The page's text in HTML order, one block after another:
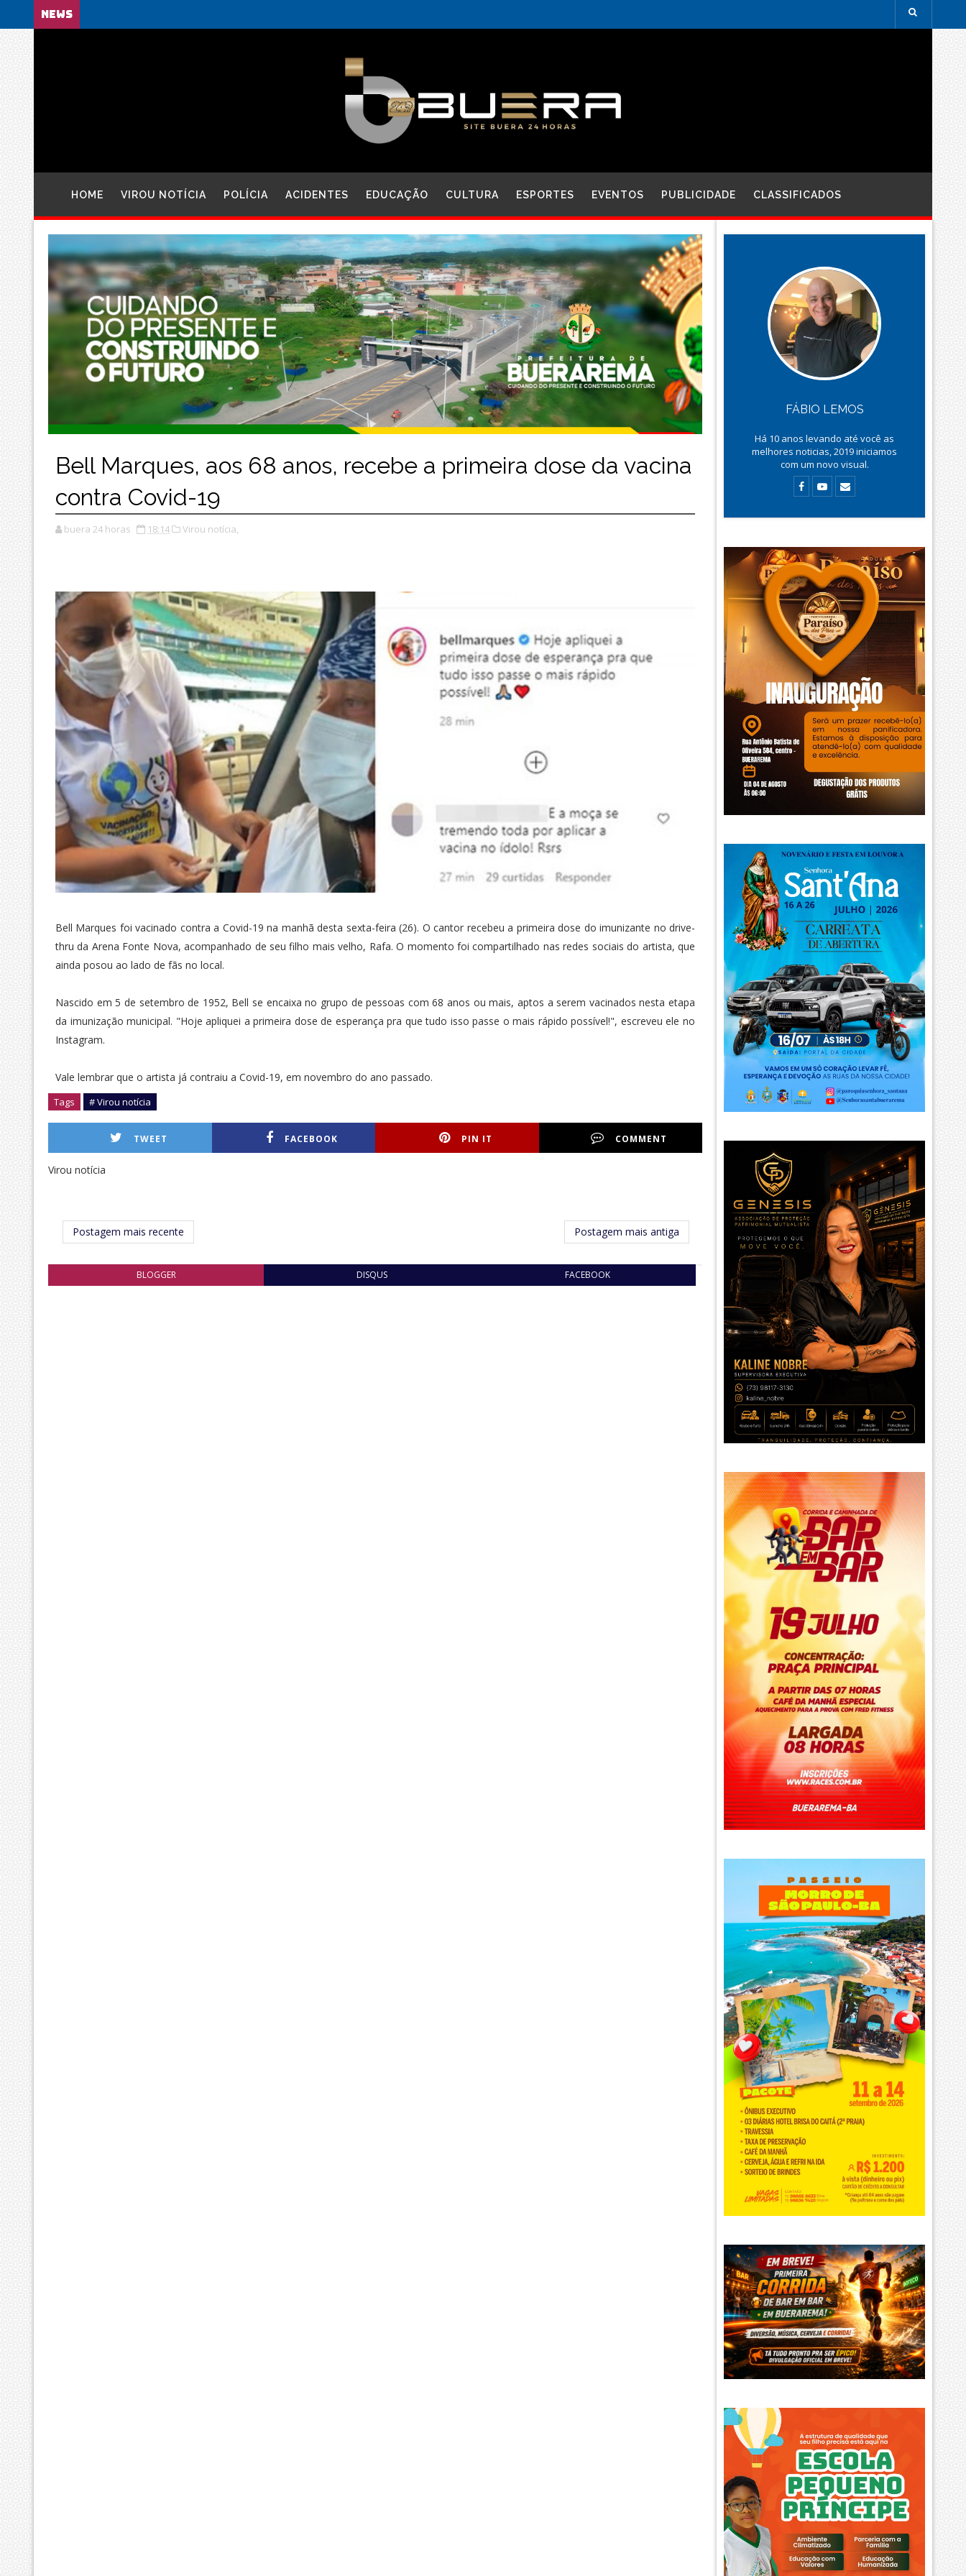
NEWS
HOME VIROU NOTÍCIA POLÍCIA ACIDENTES EDUCAÇÃO CULTURA ESPORTES EVENTOS PUBLICIDADE CLASSIFICADOS
Bell Marques, aos 68 anos, recebe a primeira dose da vacina
contra Covid-19
buera 24 horas 18:14 Virou notícia,
Bell Marques foi vacinado contra a Covid-19 na manhã desta sexta-feira (26). O cantor recebeu a primeira dose do imunizante no drive-
thru da Arena Fonte Nova, acompanhado de seu filho mais velho, Rafa. O momento foi compartilhado nas redes sociais do artista, que
ainda posou ao lado de fãs no local.
Nascido em 5 de setembro de 1952, Bell se encaixa no grupo de pessoas com 68 anos ou mais, aptos a serem vacinados nesta etapa
da imunização municipal. "Hoje apliquei a primeira dose de esperança pra que tudo isso passe o mais rápido possível!", escreveu ele no
Instagram.
Vale lembrar que o artista já contraiu a Covid-19, em novembro do ano passado.
Tags # Virou notícia
TWEET FACEBOOK PIN IT COMMENT
Virou notícia
Postagem mais recente Postagem mais antiga
BLOGGER DISQUS FACEBOOK
FÁBIO LEMOS
Há 10 anos levando até você as
melhores noticias, 2019 iniciamos
com um novo visual.